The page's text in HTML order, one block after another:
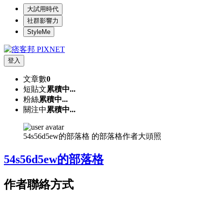
大試用時代
社群影響力
StyleMe
登入
文章數0
短貼文累積中...
粉絲累積中...
關注中 累積中...
54s56d5ew的部落格 的部落格作者大頭照
54s56d5ew的部落格
作者聯絡方式